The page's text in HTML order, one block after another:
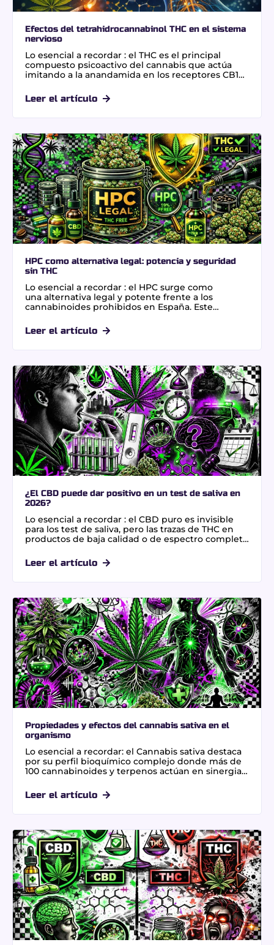
Efectos del tetrahidrocannabinol THC en el sistema
nervioso
Lo esencial a recordar : el THC es el principal
compuesto psicoactivo del cannabis que actúa
imitando a la anandamida en los receptores CB1
permite aplicaciones terapéuticas clave en el
control del dolor crónico y náuseas, aunque
C21H30O2 requiere calor para activarse mediante
la descarboxilación.
Leer el artículo
HPC como alternativa legal: potencia y seguridad
sin THC
Lo esencial a recordar : el HPC surge como
una alternativa legal y potente frente a los
cannabinoides prohibidos en España. Este
física profunda y casi inmediata para usuarios
experimentados. Su valor diferencial radica en una
controles de tráfico.
Leer el artículo
¿El CBD puede dar positivo en un test de saliva en
2026?
Lo esencial a recordar : el CBD puro es invisible
para los test de saliva, pero las trazas de THC en
productos de baja calidad o de espectro completo
por aceites aislados garantiza seguridad jurídica al
evitar niveles de THC superiores al umbral de 1 a
Leer el artículo
Propiedades y efectos del cannabis sativa en el
organismo
Lo esencial a recordar: el Cannabis sativa destaca
por su perfil bioquímico complejo donde más de
100 cannabinoides y terpenos actúan en sinergia
potencia los beneficios terapéuticos y modula la
experiencia sensorial. Un dato clave es su
humedad.
Leer el artículo